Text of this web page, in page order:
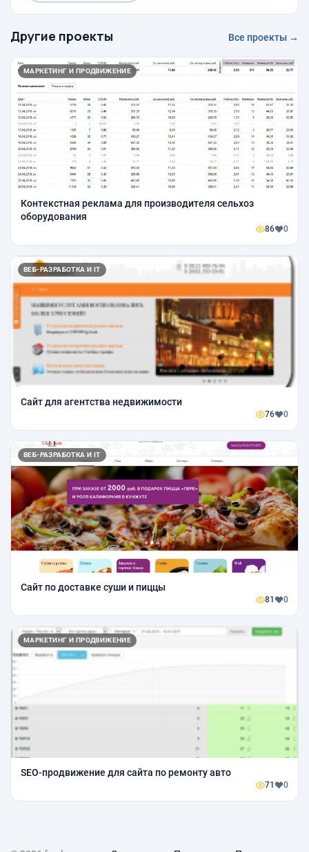
Другие проекты Все проекты →
МАРКЕТИНГ И ПРОДВИЖЕНИЕ
Контекстная реклама для производителя сельхоз
оборудования
86 0
ВЕБ-РАЗРАБОТКА И IT
Сайт для агентства недвижимости
76 0
ВЕБ-РАЗРАБОТКА И IT
Сайт по доставке суши и пиццы
81 0
МАРКЕТИНГ И ПРОДВИЖЕНИЕ
SEO-продвижение для сайта по ремонту авто
71 0